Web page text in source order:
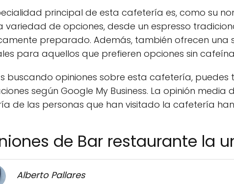
principal de esta cafetería es, como su
variedad de opciones, desde un espresso
preparado. Además, también ofrecen una
para aquellos que prefieren opciones sin
buscando opiniones sobre esta cafetería,
según Google My Business. La opinión media
de las personas que han visitado la cafetería
de Bar restaurante la
Alberto Pallares